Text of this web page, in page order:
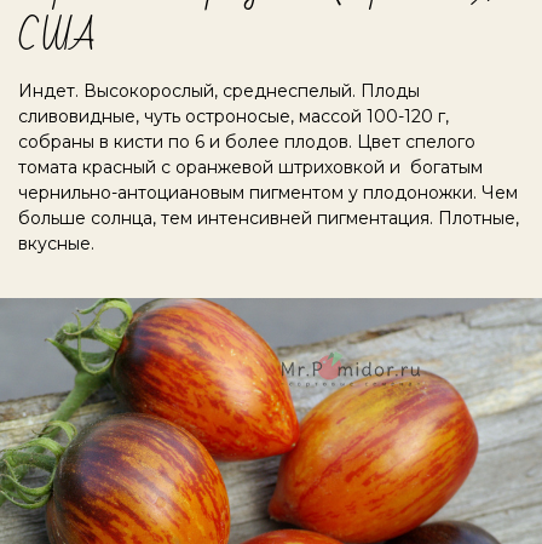
США
Индет. Высокорослый, среднеспелый. Плоды
сливовидные, чуть остроносые, массой 100-120 г,
собраны в кисти по 6 и более плодов. Цвет спелого
томата красный с оранжевой штриховкой и богатым
чернильно-антоциановым пигментом у плодоножки. Чем
больше солнца, тем интенсивней пигментация. Плотные,
вкусные.